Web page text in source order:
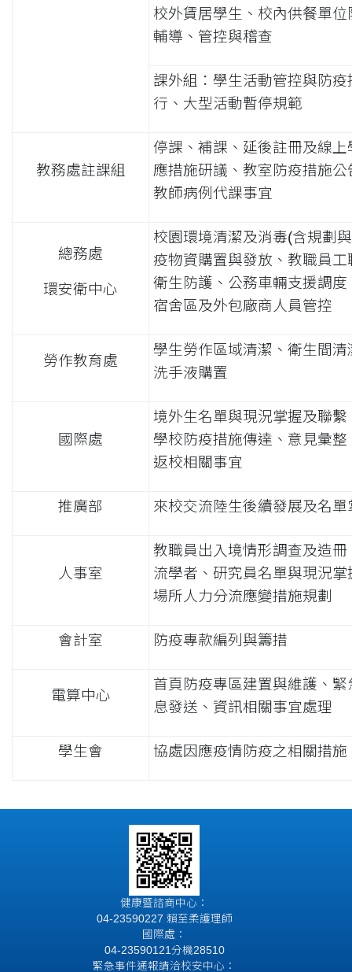
校外賃居學生、校內供餐單位
輔導、管控與稽查
課外組：學生活動管控與防疫
行、大型活動暫停規範
教務處註課組
停課、補課、延後註冊及線上
應措施研議、教室防疫措施公
教師病例代課事宜
總務處
環安衛中心
校園環境清潔及消毒(含規劃
疫物資購置與發放、教職員工
衛生防護、公務車輛支援調度
宿舍區及外包廠商人員管控
勞作教育處
學生勞作區域清潔、衛生間清
洗手液購置
國際處
境外生名單與現況掌握及聯繫
學校防疫措施傳達、意見彙整
返校相關事宜
推廣部 來校交流陸生後續發展及名單
人事室
教職員出入境情形調查及造冊
流學者、研究員名單與現況掌
場所人力分流應變措施規劃
會計室 防疫專款編列與籌措
電算中心
首頁防疫專區建置與維護、緊
息發送、資訊相關事宜處理
學生會 協處因應疫情防疫之相關措施
健康暨諮商中心：
04-23590227 賴至柔護理師
國際處：
04-23590121分機28510
緊急事件通報請洽校安中心：